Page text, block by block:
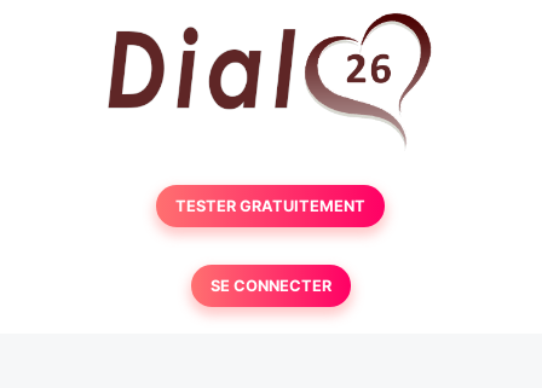
TESTER GRATUITEMENT
SE CONNECTER